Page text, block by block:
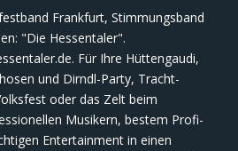
Frankfurt, Stimmungsband
"Die Hessentaler".
Für Ihre Hüttengaudi,
und Dirndl-Party, Tracht-
oder das Zelt beim
Musikern, bestem Profi-
Entertainment in einen